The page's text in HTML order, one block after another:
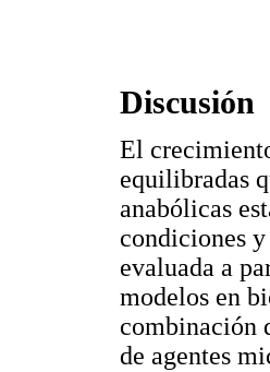
Discusión
El
equilibradas
anabólicas
condiciones
evaluada a
modelos en
combinación
de agentes